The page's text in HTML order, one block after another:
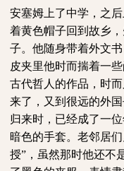
安塞姆上了中学，之
着黄色帽子回到故乡
子。他随身带着外文
皮夹里他时而揣着一
古代哲人的作品，时
来了，又到很远的外
归来时，已经成了一
暗色的手套。老邻居
授”，虽然那时他还不